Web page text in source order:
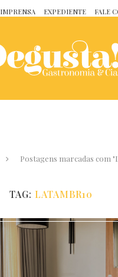
IMPRENSA EXPEDIENTE FALE
Postagens marcadas com
TAG: LATAMBR10